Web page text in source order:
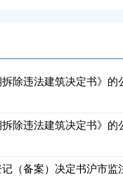
除违法建筑决定书》的
除违法建筑决定书》的
（备案）决定书沪市